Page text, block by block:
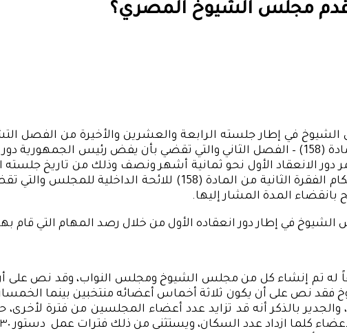
قدم مجلس الشيوخ المصري؟
اللائحة الداخلية للمجلس وتحديداً الفقرة الأخيرة من المادة (158) – الفصل الثاني
2020 في 18 أكتوبر 2020، وتأتي هذه المدة اتساقاً مع أحكام الفقرة
المدة المشار إليها.
في إطار دور انعقاده الأول من خلال رصد المهام التي قام
الأخذ بنظام المجلسين إلى دستور ١٩٢٣ فوفقاً له تم إنشاء كل من مجلس الشيوخ
نص على أن يكون ثلاثة أخماس أعضائه منتخبين بينما
بالذكر أنه قد تزايد عدد أعضاء المجلسين من فترة